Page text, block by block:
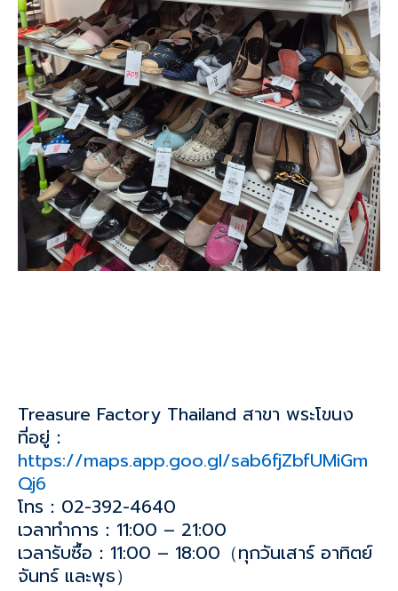
Treasure Factory Thailand สาขา พระโขนง
ที่อยู่：
https://maps.app.goo.gl/sab6fjZbfUMiGm
Qj6
โทร：02-392-4640
เวลาทำการ：11:00 – 21:00
เวลารับซื้อ：11:00 – 18:00（ทุกวันเสาร์ อาทิตย์
จันทร์ และพุธ）